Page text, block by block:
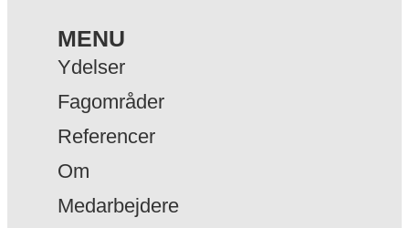
MENU
Ydelser
Fagområder
Referencer
Om
Medarbejdere